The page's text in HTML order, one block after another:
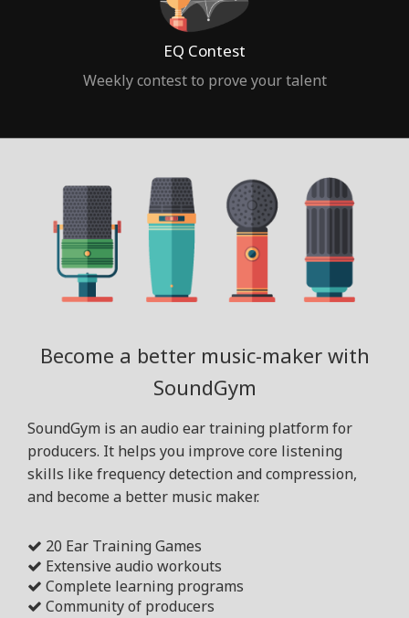
EQ Contest
Weekly contest to prove your talent
Become a better music-maker with
SoundGym
SoundGym is an audio ear training platform for
producers. It helps you improve core listening
skills like frequency detection and compression,
and become a better music maker.
20 Ear Training Games
Extensive audio workouts
Complete learning programs
Community of producers